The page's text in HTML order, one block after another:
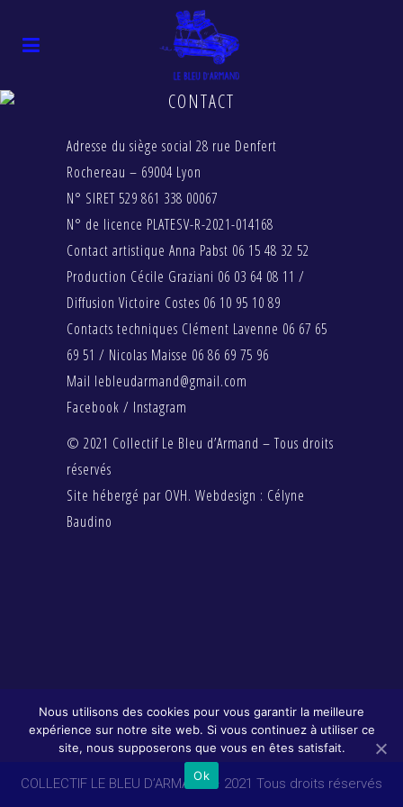
CONTACT
Adresse du siège social 28 rue Denfert
Rochereau – 69004 Lyon
N° SIRET 529 861 338 00067
N° de licence PLATESV-R-2021-014168
Contact artistique Anna Pabst 06 15 48 32 52
Production Cécile Graziani 06 03 64 08 11 /
Diffusion Victoire Costes 06 10 95 10 89
Contacts techniques Clément Lavenne 06 67 65
69 51 / Nicolas Maisse 06 86 69 75 96
Mail lebleudarmand@gmail.com
Facebook / Instagram
© 2021 Collectif Le Bleu d’Armand – Tous droits
réservés
Site hébergé par OVH. Webdesign : Célyne
Baudino
COLLECTIF LE BLEU D’ARMAND – 2021 Tous droits réservés
Nous utilisons des cookies pour vous garantir la meilleure
expérience sur notre site web. Si vous continuez à utiliser ce
site, nous supposerons que vous en êtes satisfait.
Ok